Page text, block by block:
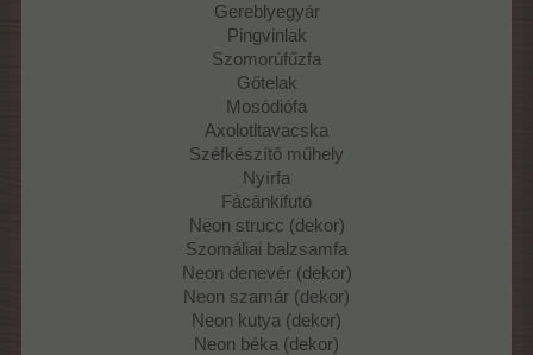
Gereblyegyár
Pingvinlak
Szomorúfűzfa
Gőtelak
Mosódiófa
Axolotltavacska
Széfkészítő műhely
Nyírfa
Fácánkifutó
Neon strucc (dekor)
Szomáliai balzsamfa
Neon denevér (dekor)
Neon szamár (dekor)
Neon kutya (dekor)
Neon béka (dekor)